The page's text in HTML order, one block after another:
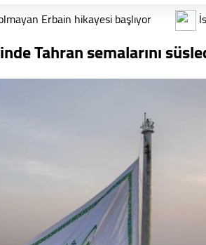
İslamabad'da binlerce Ehlibeyt
Tahran semalarını